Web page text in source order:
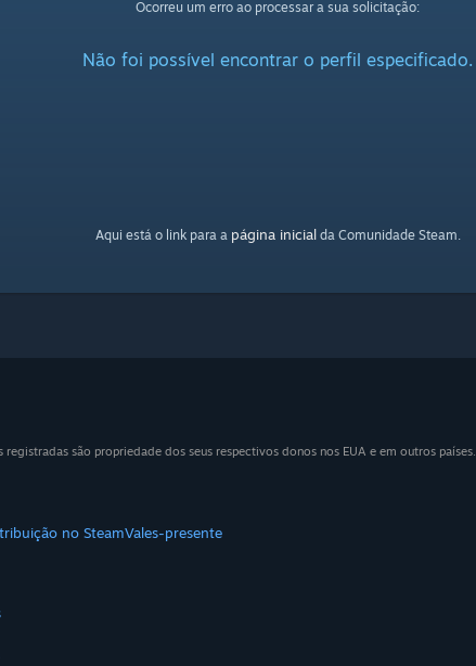
Ocorreu um erro ao processar a sua solicitação:
Não foi possível encontrar o perfil especificado.
Aqui está o link para a página inicial da Comunidade Steam.
são propriedade dos seus respectivos donos nos EUA e em outros países.
no SteamVales-presente